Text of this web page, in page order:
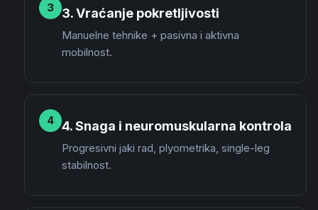
3 3. Vraćanje pokretljivosti
Manuelne tehnike + pasivna i aktivna
mobilnost.
4 4. Snaga i neuromuskularna kontrola
Progresivni jaki rad, plyometrika, single-leg
stabilnost.